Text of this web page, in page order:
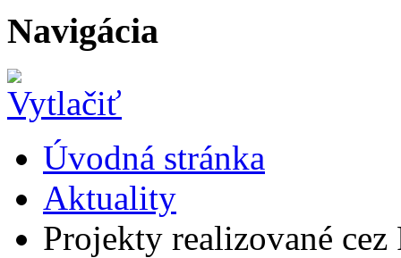
Navigácia
Úvodná stránka
Aktuality
Projekty realizované cez